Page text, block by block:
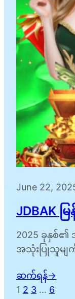
June 22,
JDBAK
2025 ခုနှစ်၏
အသုံးပြုသူမျက်
ဆက်ရန်→
1 2 3 … 6